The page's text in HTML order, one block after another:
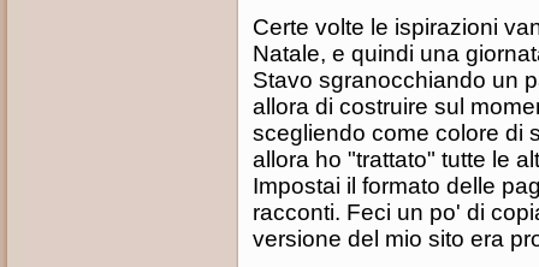
Certe volte le ispirazioni
Natale, e quindi una
Stavo sgranocchiando un
allora di costruire sul
scegliendo come colore di
allora ho "trattato" tutte le
Impostai il formato delle
racconti. Feci un po' di
versione del mio sito era